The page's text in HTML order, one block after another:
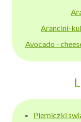
Arancini-
Avocado -
Pierniczki